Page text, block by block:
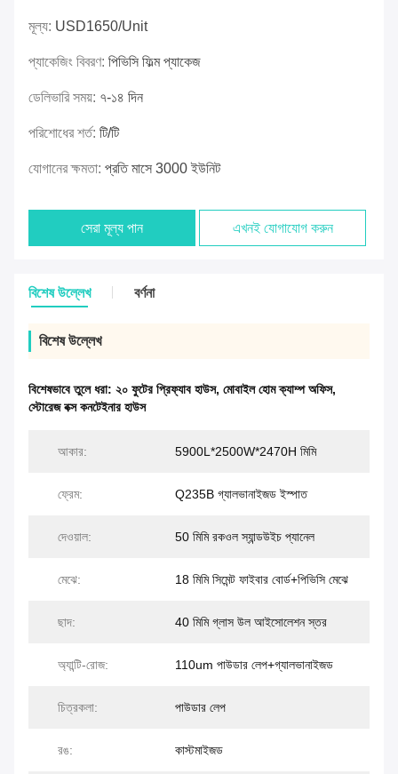
মূল্য: USD1650/unit
প্যাকেজিং বিবরণ: পিভিসি ফিল্ম প্যাকেজ
ডেলিভারি সময়: ৭-১৪ দিন
পরিশোধের শর্ত: টি/টি
যোগানের ক্ষমতা: প্রতি মাসে 3000 ইউনিট
সেরা মূল্য পান এখনই যোগাযোগ করুন
বিশেষ উল্লেখ বর্ণনা
বিশেষ উল্লেখ
বিশেষভাবে তুলে ধরা: ২০ ফুটের প্রিফ্যাব হাউস, মোবাইল হোম ক্যাম্প অফিস,
স্টোরেজ বক্স কনটেইনার হাউস
আকার: 5900L*2500W*2470H মিমি
ফ্রেম: Q235B গ্যালভানাইজড ইস্পাত
দেওয়াল: 50 মিমি রকওল স্যান্ডউইচ প্যানেল
মেঝে: 18 মিমি সিমেন্ট ফাইবার বোর্ড+পিভিসি মেঝে
ছাদ: 40 মিমি গ্লাস উল আইসোলেশন স্তর
অ্যান্টি-রোজ: 110um পাউডার লেপ+গ্যালভানাইজড
চিত্রকলা: পাউডার লেপ
রঙ: কাস্টমাইজড